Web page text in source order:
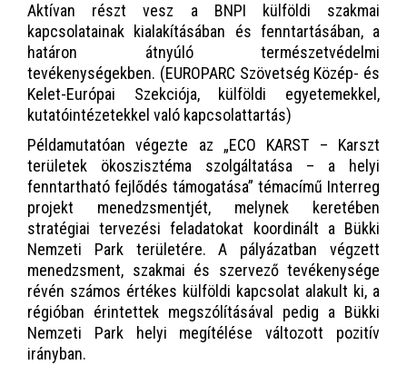
Aktívan részt vesz a BNPI külföldi szakmai
kapcsolatainak kialakításában és fenntartásában, a
határon átnyúló természetvédelmi
tevékenységekben. (EUROPARC Szövetség Közép- és
Kelet-Európai Szekciója, külföldi egyetemekkel,
kutatóintézetekkel való kapcsolattartás)
Példamutatóan végezte az „ECO KARST – Karszt
területek ökoszisztéma szolgáltatása – a helyi
fenntartható fejlődés támogatása” témacímű Interreg
projekt menedzsmentjét, melynek keretében
stratégiai tervezési feladatokat koordinált a Bükki
Nemzeti Park területére. A pályázatban végzett
menedzsment, szakmai és szervező tevékenysége
révén számos értékes külföldi kapcsolat alakult ki, a
régióban érintettek megszólításával pedig a Bükki
Nemzeti Park helyi megítélése változott pozitív
irányban.